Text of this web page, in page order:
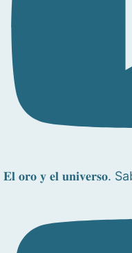
𝐄𝐥 𝐨𝐫𝐨 𝐲 𝐞𝐥 𝐮𝐧𝐢𝐯𝐞𝐫𝐬𝐨.